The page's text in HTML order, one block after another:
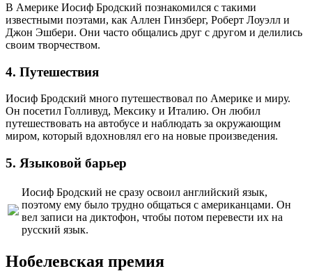
В Америке Иосиф Бродский познакомился с такими
известными поэтами, как Аллен Гинзберг, Роберт Лоуэлл и
Джон Эшбери. Они часто общались друг с другом и делились
своим творчеством.
4. Путешествия
Иосиф Бродский много путешествовал по Америке и миру.
Он посетил Голливуд, Мексику и Италию. Он любил
путешествовать на автобусе и наблюдать за окружающим
миром, который вдохновлял его на новые произведения.
5. Языковой барьер
Иосиф Бродский не сразу освоил английский язык,
поэтому ему было трудно общаться с американцами. Он
вел записи на диктофон, чтобы потом перевести их на
русский язык.
Нобелевская премия